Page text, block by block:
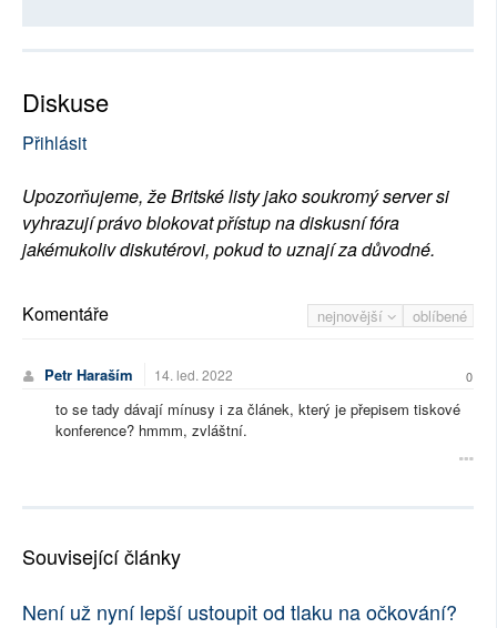
Diskuse
Přihlásit
Upozorňujeme, že Britské listy jako soukromý server si
vyhrazují právo blokovat přístup na diskusní fóra
jakémukoliv diskutérovi, pokud to uznají za důvodné.
nejnovější oblíbené
Komentáře
Petr Haraším 14. led. 2022 0
to se tady dávají mínusy i za článek, který je přepisem tiskové
konference? hmmm, zvláštní.
Související články
Není už nyní lepší ustoupit od tlaku na očkování?